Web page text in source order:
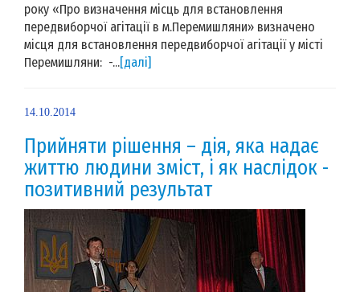
року «Про визначення місць для встановлення
передвиборчої агітації в м.Перемишляни» визначено
місця для встановлення передвиборчої агітації у місті
Перемишляни: -...[далі]
14.10.2014
Прийняти рішення – дія, яка надає
життю людини зміст, і як наслідок -
позитивний результат